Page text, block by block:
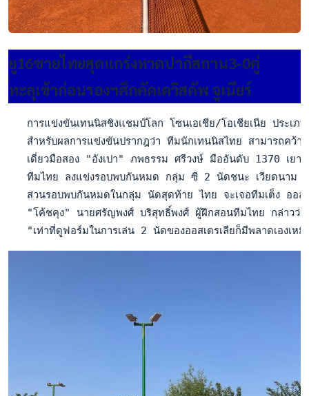
ยู16ชายไทยสุดแกร่งหวดปากีสถาน3-0คู่
ทะลุเข้าก่อนรองฯศึกคัดเดวิสคัพ จูเนียร์
การแข่งขันเทนนิสชิงแชมป์โลก โซนเอเชีย/โอเชียเนีย ประเ
สำหรับผลการแข่งขันปรากฎว่า ทีมนักเทนนิสไทย สามารถคว้า
เดี่ยวมือสอง "อังเปา" ภพธรรม ศรีวงษ์ มืออันดับ 1370 เย
ทีมไทย ลงแข่งรอบพบกันหมด กลุ่ม ซี 2 นัดชนะ เวียดนาม
ส่วนรอบพบกันหมดในกลุ่ม นัดสุดท้าย ไทย จะเจอทีมเต็ง ออ
"โค้ชคุง" นายศรัญพงศ์ บริสุทธิ์พงศ์ ผู้ฝึกสอนทีมไทย กล่าวว่
"เท่าที่ดูฟอร์มในการเล่น 2 นัดของออสเตรเลียก็มีพลาดเองเ